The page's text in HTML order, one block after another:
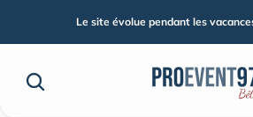
Le site évolue pendant les